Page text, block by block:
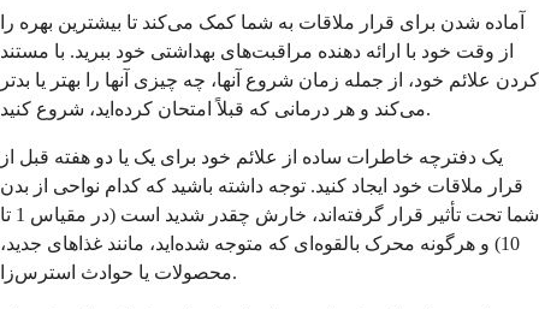
آماده شدن برای قرار ملاقات به شما کمک می‌کند تا بیشترین بهره را
از وقت خود با ارائه دهنده مراقبت‌های بهداشتی خود ببرید. با مستند
کردن علائم خود، از جمله زمان شروع آنها، چه چیزی آنها را بهتر یا بدتر
می‌کند و هر درمانی که قبلاً امتحان کرده‌اید، شروع کنید.
یک دفترچه خاطرات ساده از علائم خود برای یک یا دو هفته قبل از
قرار ملاقات خود ایجاد کنید. توجه داشته باشید که کدام نواحی از بدن
شما تحت تأثیر قرار گرفته‌اند، خارش چقدر شدید است (در مقیاس 1 تا
10) و هرگونه محرک بالقوه‌ای که متوجه شده‌اید، مانند غذاهای جدید،
محصولات یا حوادث استرس‌زا.